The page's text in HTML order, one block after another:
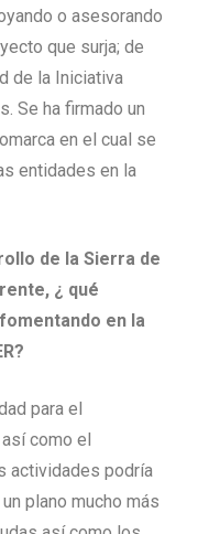
o asesorando
que surja; de
de la Iniciativa
Se ha firmado un
en el cual se
entidades en la
de la Sierra de
¿ qué
en la
para el
como el
actividades podría
plano mucho más